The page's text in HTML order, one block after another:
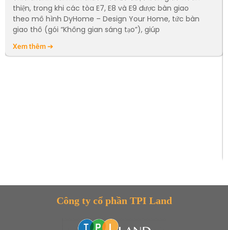
thiện, trong khi các tòa E7, E8 và E9 được bàn giao
theo mô hình DyHome – Design Your Home, tức bàn
giao thô (gói “Không gian sáng tạo”), giúp
Xem thêm ➔
Công ty cổ phần TPI Land